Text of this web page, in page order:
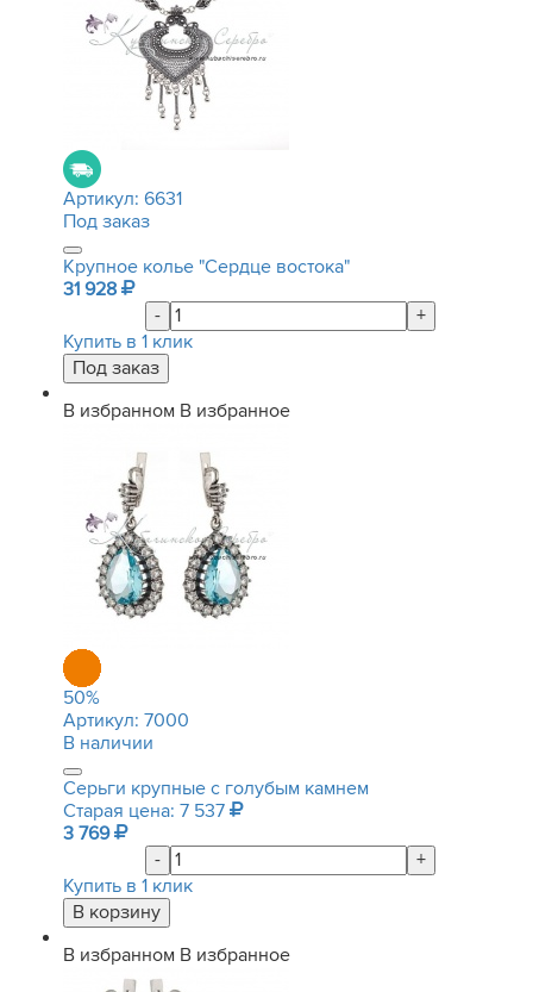
Артикул: 6631
Под заказ
Крупное колье "Сердце востока"
31 928
-
+
Купить в 1 клик
В избранном В избранное
50%
Артикул: 7000
В наличии
Серьги крупные с голубым камнем
Старая цена: 7 537
3 769
-
+
Купить в 1 клик
В избранном В избранное